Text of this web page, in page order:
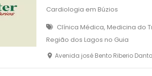
Cardiologia em Búzios
Clínica Médica, Medicina do
Região dos Lagos no Guia
Avenida josé Bento Riberio Dantas, 5400 , Loja